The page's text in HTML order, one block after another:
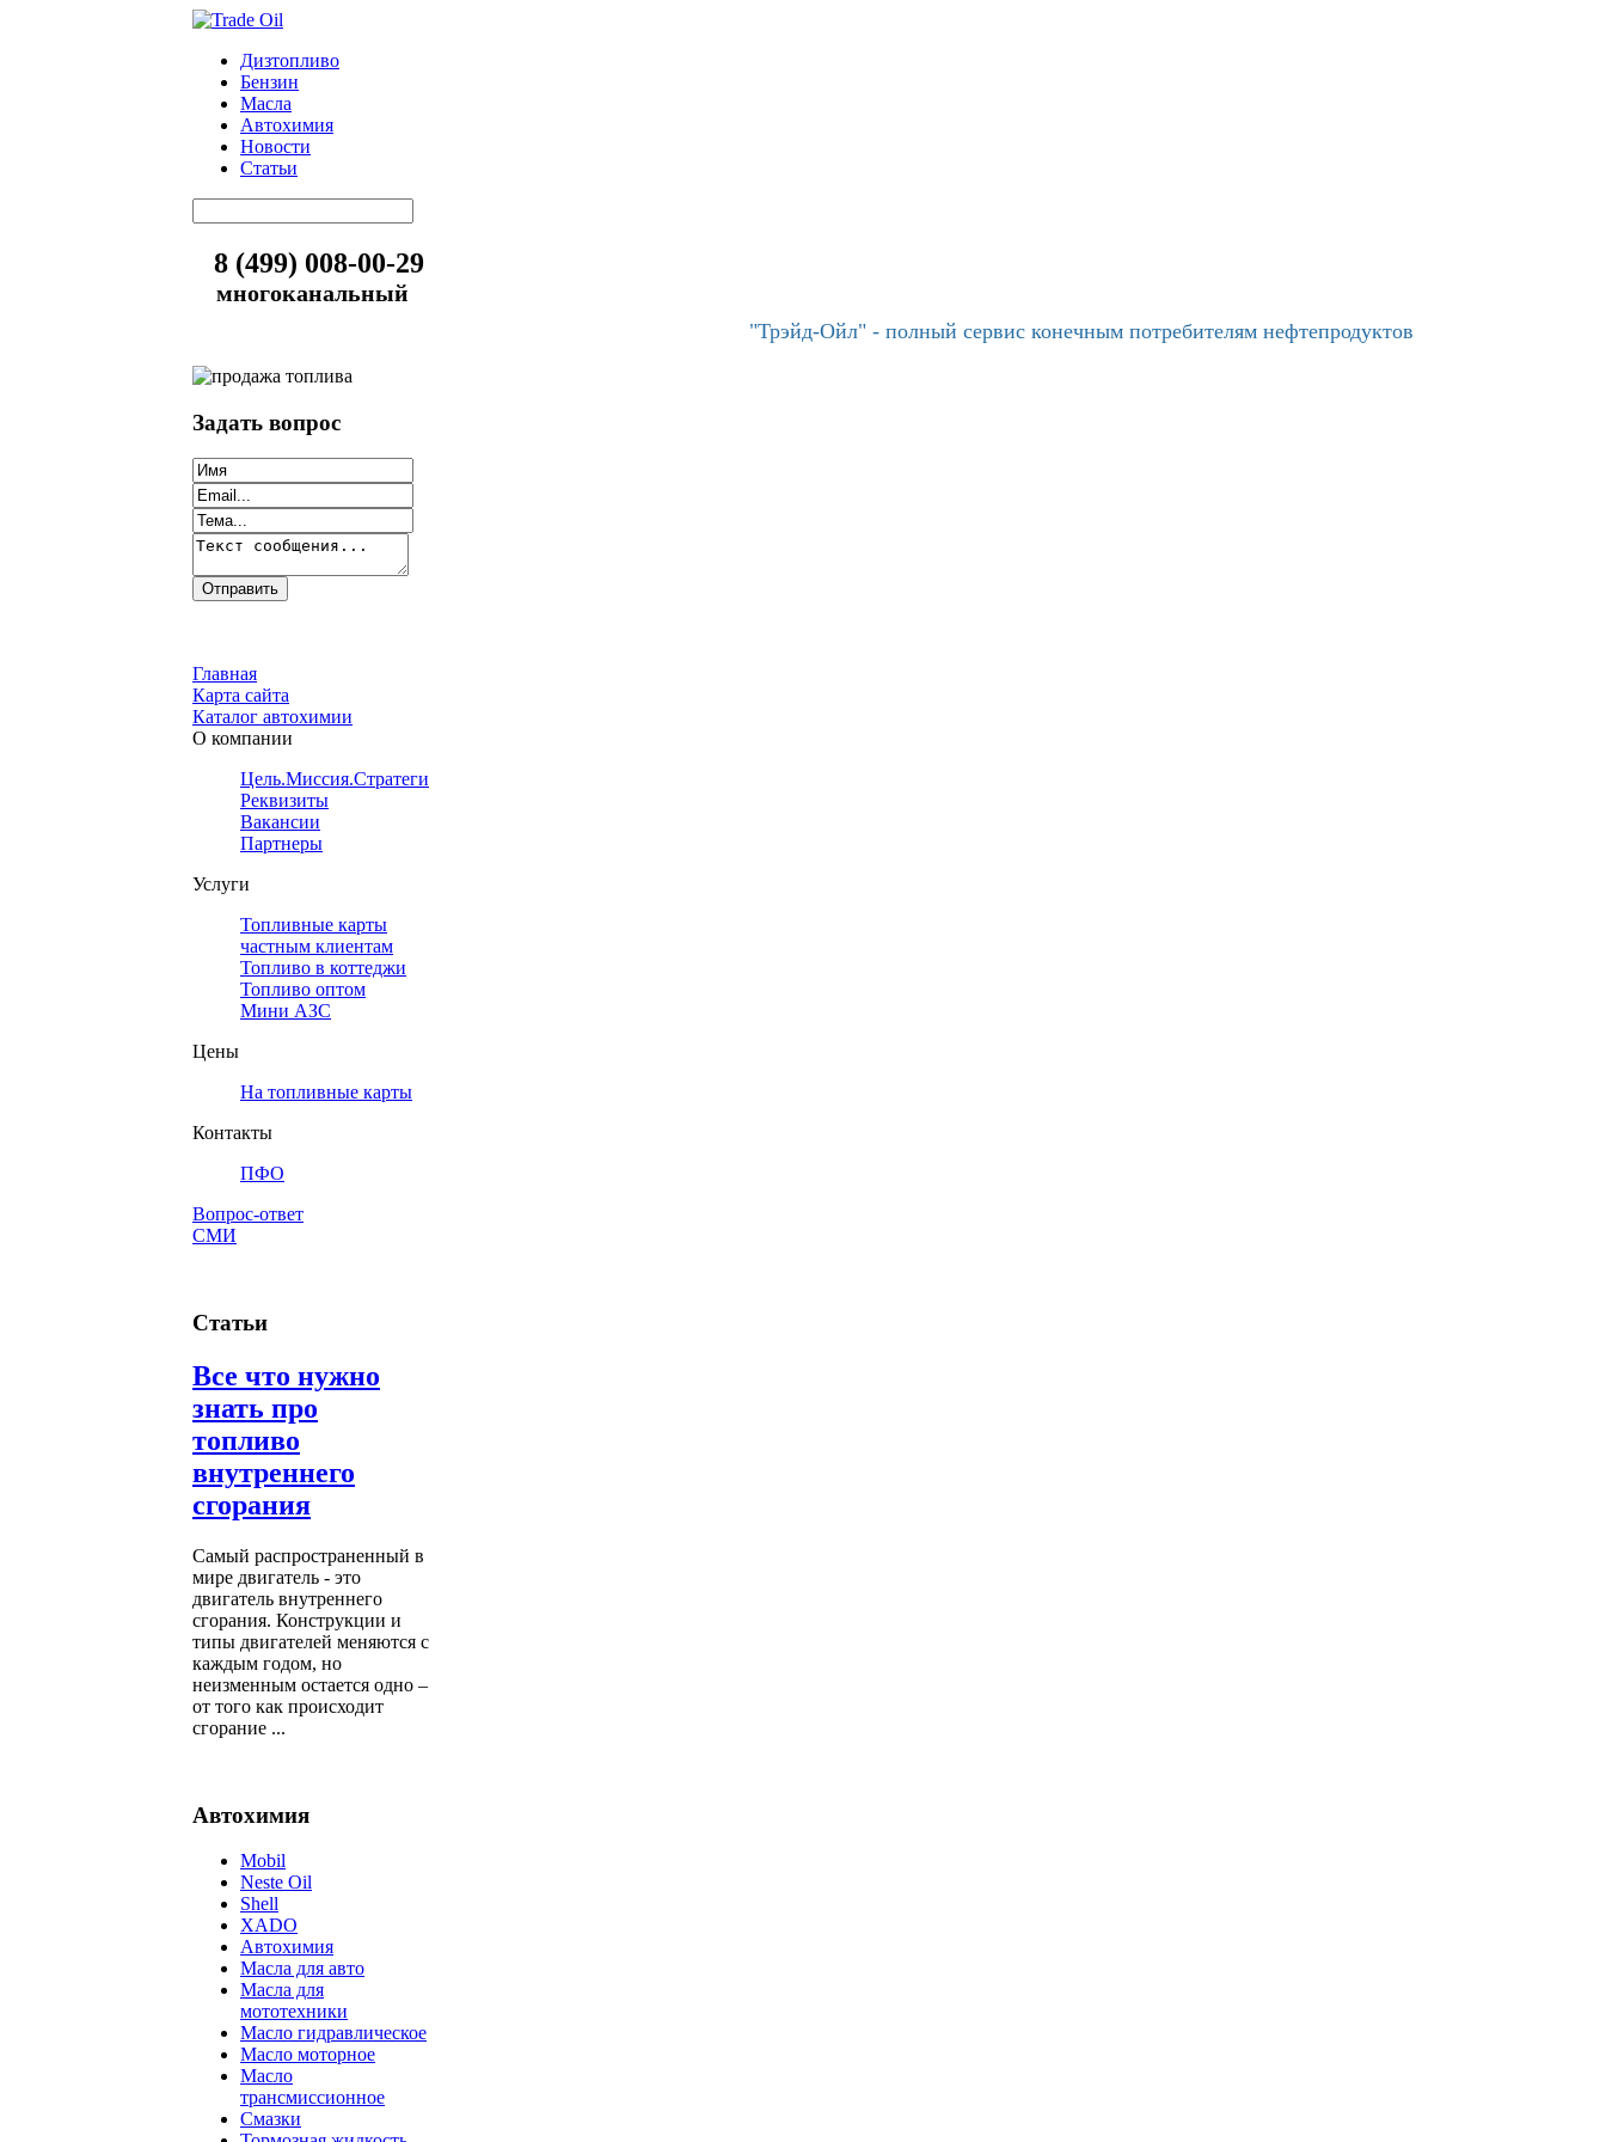
Дизтопливо
Бензин
Масла
Автохимия
Новости
Статьи
8 (499) 008-00-29
многоканальный
"Трэйд-Ойл" - полный сервис конечным потребителям нефтепродуктов
Задать вопрос
Главная
Карта сайта
Каталог автохимии
О компании
Цель.Миссия.Стратегия.
Реквизиты
Вакансии
Партнеры
Услуги
Топливные карты
частным клиентам
Топливо в коттеджи
Топливо оптом
Мини АЗС
Цены
На топливные карты
Контакты
ПФО
Вопрос-ответ
СМИ
Статьи
Все что нужно
знать про
топливо
внутреннего
сгорания
Самый распространенный в
мире двигатель - это
двигатель внутреннего
сгорания. Конструкции и
типы двигателей меняются с
каждым годом, но
неизменным остается одно –
от того как происходит
сгорание ...
Автохимия
Mobil
Neste Oil
Shell
XADO
Автохимия
Масла для авто
Масла для
мототехники
Масло гидравлическое
Масло моторное
Масло
трансмиссионное
Смазки